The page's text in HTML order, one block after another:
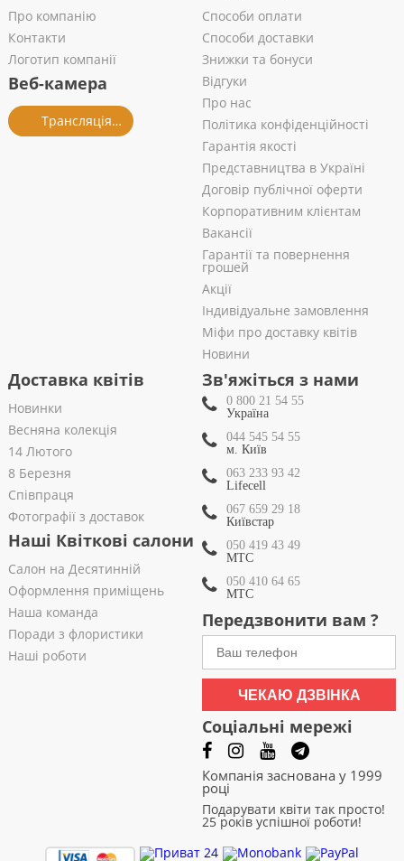
Про компанію
Контакти
Логотип компанії
Веб-камера
Трансляція із салону
Способи оплати
Способи доставки
Знижки та бонуси
Відгуки
Про нас
Політика конфіденційності
Гарантія якості
Представництва в Україні
Договір публічної оферти
Корпоративним клієнтам
Вакансії
Гарантії та повернення
грошей
Акції
Індивідуальне замовлення
Міфи про доставку квітів
Новини
Доставка квітів
Новинки
Весняна колекція
14 Лютого
8 Березня
Співпраця
Фотографії з доставок
Наші Квіткові салони
Салон на Десятинній
Оформлення приміщень
Наша команда
Поради з флористики
Наші роботи
Зв'яжіться з нами
0 800 21 54 55
Україна
044 545 54 55
м. Київ
063 233 93 42
Lifecell
067 659 29 18
Київстар
050 419 43 49
МТС
050 410 64 65
МТС
Передзвонити вам ?
ЧЕКАЮ ДЗВІНКА
Соціальні мережі
Компанія заснована у 1999
році
Подарувати квіти так просто!
25 років успішної роботи!